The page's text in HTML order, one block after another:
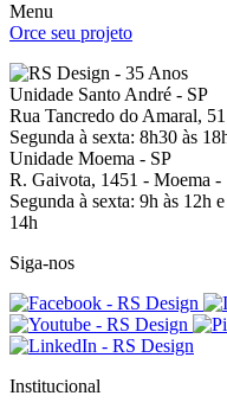
Menu
Orce seu projeto
Unidade Santo André - SP
Rua Tancredo do Amaral, 51
Segunda à sexta: 8h30 às
Unidade Moema - SP
R. Gaivota, 1451 - Moema -
Segunda à sexta: 9h às 12h
14h
Siga-nos
Institucional